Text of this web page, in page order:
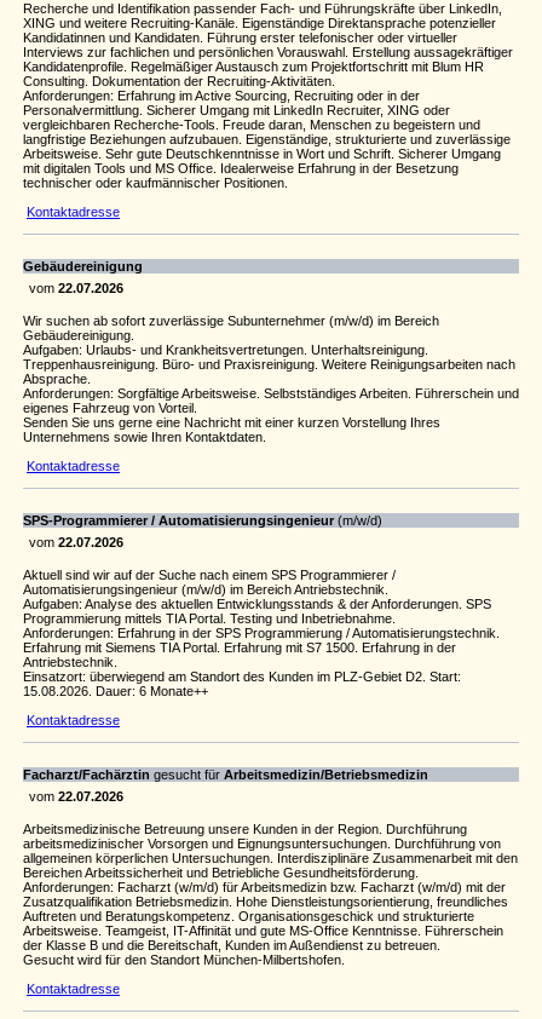
Recherche und Identifikation passender Fach- und Führungskräfte über LinkedIn,
XING und weitere Recruiting-Kanäle. Eigenständige Direktansprache potenzieller
Kandidatinnen und Kandidaten. Führung erster telefonischer oder virtueller
Interviews zur fachlichen und persönlichen Vorauswahl. Erstellung aussagekräftiger
Kandidatenprofile. Regelmäßiger Austausch zum Projektfortschritt mit Blum HR
Consulting. Dokumentation der Recruiting-Aktivitäten.
Anforderungen: Erfahrung im Active Sourcing, Recruiting oder in der
Personalvermittlung. Sicherer Umgang mit LinkedIn Recruiter, XING oder
vergleichbaren Recherche-Tools. Freude daran, Menschen zu begeistern und
langfristige Beziehungen aufzubauen. Eigenständige, strukturierte und zuverlässige
Arbeitsweise. Sehr gute Deutschkenntnisse in Wort und Schrift. Sicherer Umgang
mit digitalen Tools und MS Office. Idealerweise Erfahrung in der Besetzung
technischer oder kaufmännischer Positionen.
Kontaktadresse
Gebäudereinigung
vom 22.07.2026
Wir suchen ab sofort zuverlässige Subunternehmer (m/w/d) im Bereich
Gebäudereinigung.
Aufgaben: Urlaubs- und Krankheitsvertretungen. Unterhaltsreinigung.
Treppenhausreinigung. Büro- und Praxisreinigung. Weitere Reinigungsarbeiten nach
Absprache.
Anforderungen: Sorgfältige Arbeitsweise. Selbstständiges Arbeiten. Führerschein und
eigenes Fahrzeug von Vorteil.
Senden Sie uns gerne eine Nachricht mit einer kurzen Vorstellung Ihres
Unternehmens sowie Ihren Kontaktdaten.
Kontaktadresse
SPS-Programmierer / Automatisierungsingenieur (m/w/d)
vom 22.07.2026
Aktuell sind wir auf der Suche nach einem SPS Programmierer /
Automatisierungsingenieur (m/w/d) im Bereich Antriebstechnik.
Aufgaben: Analyse des aktuellen Entwicklungsstands & der Anforderungen. SPS
Programmierung mittels TIA Portal. Testing und Inbetriebnahme.
Anforderungen: Erfahrung in der SPS Programmierung / Automatisierungstechnik.
Erfahrung mit Siemens TIA Portal. Erfahrung mit S7 1500. Erfahrung in der
Antriebstechnik.
Einsatzort: überwiegend am Standort des Kunden im PLZ-Gebiet D2. Start:
15.08.2026. Dauer: 6 Monate++
Kontaktadresse
Facharzt/Fachärztin gesucht für Arbeitsmedizin/Betriebsmedizin
vom 22.07.2026
Arbeitsmedizinische Betreuung unsere Kunden in der Region. Durchführung
arbeitsmedizinischer Vorsorgen und Eignungsuntersuchungen. Durchführung von
allgemeinen körperlichen Untersuchungen. Interdisziplinäre Zusammenarbeit mit den
Bereichen Arbeitssicherheit und Betriebliche Gesundheitsförderung.
Anforderungen: Facharzt (w/m/d) für Arbeitsmedizin bzw. Facharzt (w/m/d) mit der
Zusatzqualifikation Betriebsmedizin. Hohe Dienstleistungsorientierung, freundliches
Auftreten und Beratungskompetenz. Organisationsgeschick und strukturierte
Arbeitsweise. Teamgeist, IT-Affinität und gute MS-Office Kenntnisse. Führerschein
der Klasse B und die Bereitschaft, Kunden im Außendienst zu betreuen.
Gesucht wird für den Standort München-Milbertshofen.
Kontaktadresse